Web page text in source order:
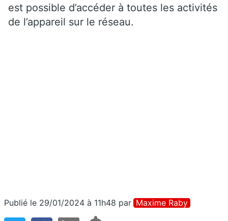
est possible d’accéder à toutes les activités
de l’appareil sur le réseau.
Publié le 29/01/2024 à 11h48 par Maxime Raby